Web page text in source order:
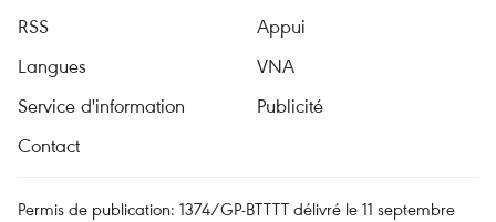
RSS
Appui
Langues
VNA
Service d'information
Publicité
Contact
Permis de publication: 1374/GP-BTTTT délivré le 11 septembre